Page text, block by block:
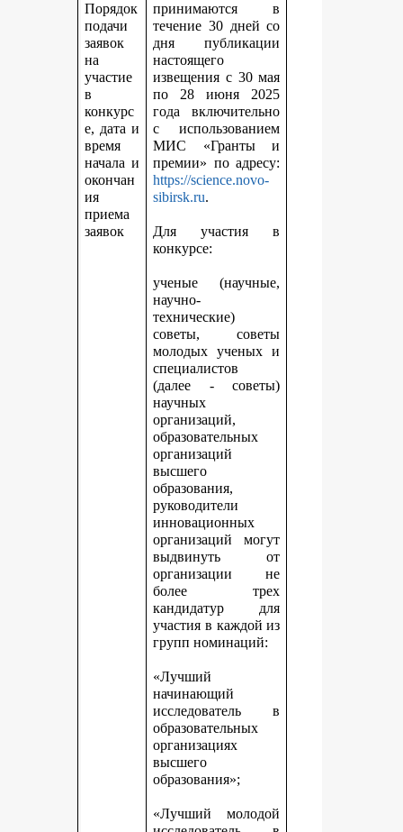
Порядок
подачи
заявок
на
участие
в
конкурс
е, дата и
время
начала и
окончан
ия
приема
заявок
принимаются в
течение 30 дней со
дня публикации
настоящего
извещения с 30 мая
по 28 июня 2025
года включительно
с использованием
МИС «Гранты и
премии» по адресу:
https://science.novo-
sibirsk.ru.
Для участия в
конкурсе:
ученые (научные,
научно-
технические)
советы, советы
молодых ученых и
специалистов
(далее - советы)
научных
организаций,
образовательных
организаций
высшего
образования,
руководители
инновационных
организаций могут
выдвинуть от
организации не
более трех
кандидатур для
участия в каждой из
групп номинаций:
«Лучший
начинающий
исследователь в
образовательных
организациях
высшего
образования»;
«Лучший молодой